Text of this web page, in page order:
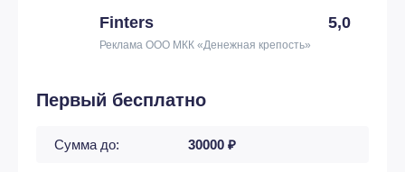
Finters 5,0
Реклама ООО МКК «Денежная крепость»
Первый бесплатно
Сумма до: 30000 ₽